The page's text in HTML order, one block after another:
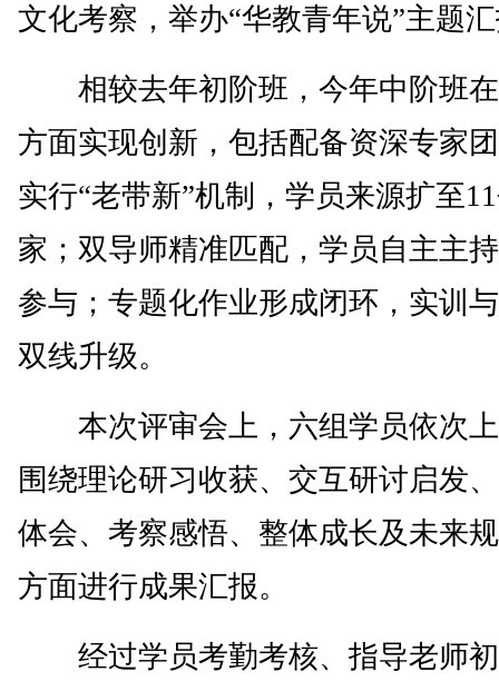
文化考察，举办“华教青年说”主题
相较去年初阶班，今年中阶班
方面实现创新，包括配备资深专家
实行“老带新”机制，学员来源扩至
家；双导师精准匹配，学员自主主
参与；专题化作业形成闭环，实训
双线升级。
本次评审会上，六组学员依次
围绕理论研习收获、交互研讨启发
体会、考察感悟、整体成长及未来
方面进行成果汇报。
经过学员考勤考核、指导老师